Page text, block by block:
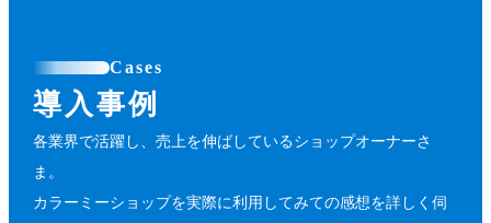
Cases
導入事例
各業界で活躍し、売上を伸ばしているショップオーナーさ
ま。
カラーミーショップを実際に利用してみての感想を詳しく伺